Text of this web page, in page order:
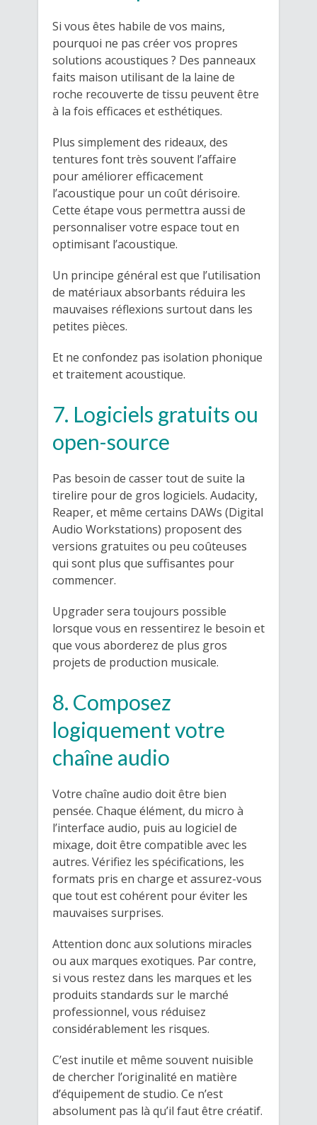
Si vous êtes habile de vos mains,
pourquoi ne pas créer vos propres
solutions acoustiques ? Des panneaux
faits maison utilisant de la laine de
roche recouverte de tissu peuvent être
à la fois efficaces et esthétiques.
Plus simplement des rideaux, des
tentures font très souvent l’affaire
pour améliorer efficacement
l’acoustique pour un coût dérisoire.
Cette étape vous permettra aussi de
personnaliser votre espace tout en
optimisant l’acoustique.
Un principe général est que l’utilisation
de matériaux absorbants réduira les
mauvaises réflexions surtout dans les
petites pièces.
Et ne confondez pas isolation phonique
et traitement acoustique.
7. Logiciels gratuits ou
open-source
Pas besoin de casser tout de suite la
tirelire pour de gros logiciels. Audacity,
Reaper, et même certains DAWs (Digital
Audio Workstations) proposent des
versions gratuites ou peu coûteuses
qui sont plus que suffisantes pour
commencer.
Upgrader sera toujours possible
lorsque vous en ressentirez le besoin et
que vous aborderez de plus gros
projets de production musicale.
8. Composez
logiquement votre
chaîne audio
Votre chaîne audio doit être bien
pensée. Chaque élément, du micro à
l’interface audio, puis au logiciel de
mixage, doit être compatible avec les
autres. Vérifiez les spécifications, les
formats pris en charge et assurez-vous
que tout est cohérent pour éviter les
mauvaises surprises.
Attention donc aux solutions miracles
ou aux marques exotiques. Par contre,
si vous restez dans les marques et les
produits standards sur le marché
professionnel, vous réduisez
considérablement les risques.
C’est inutile et même souvent nuisible
de chercher l’originalité en matière
d’équipement de studio. Ce n’est
absolument pas là qu’il faut être créatif.